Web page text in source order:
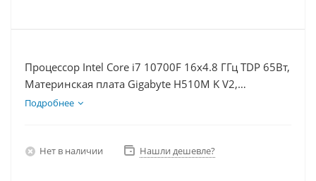
Процессор Intel Core i7 10700F 16x4.8 ГГц TDP 65Вт,
Материнская плата Gigabyte H510M K V2,
Видеокарта RTX 4090 24Гб, Память DDR4 64Gb,
Подробнее
Нет в наличии Нашли дешевле?